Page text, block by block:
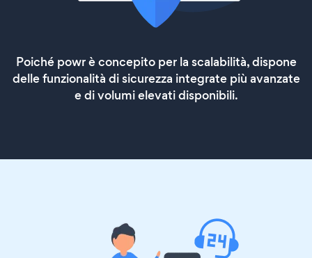
Poiché powr è concepito per la scalabilità, dispone
delle funzionalità di sicurezza integrate più avanzate
e di volumi elevati disponibili.